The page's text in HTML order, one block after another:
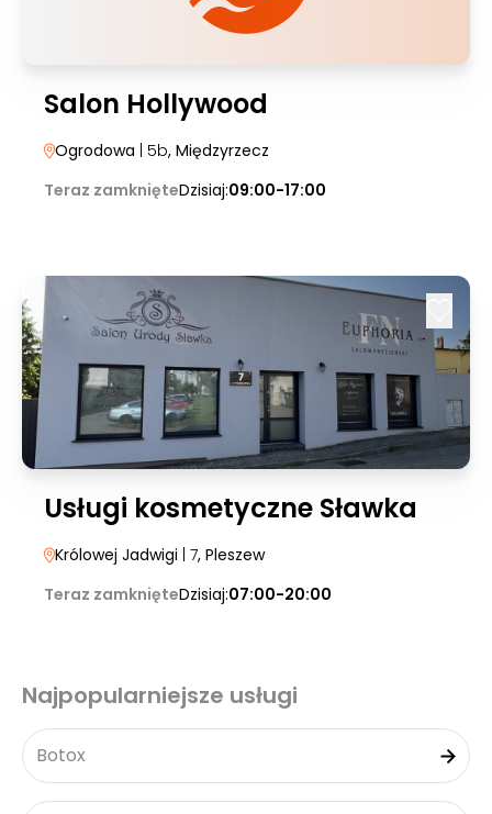
Salon Hollywood
Ogrodowa | 5b, Międzyrzecz
Teraz zamknięteDzisiaj:09:00-17:00
Usługi kosmetyczne Sławka
Królowej Jadwigi | 7, Pleszew
Teraz zamknięteDzisiaj:07:00-20:00
Najpopularniejsze usługi
Botox